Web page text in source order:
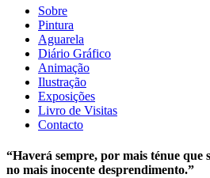
Sobre
Pintura
Aguarela
Diário Gráfico
Animação
Ilustração
Exposições
Livro de Visitas
Contacto
“Haverá sempre, por mais ténue que
no mais inocente desprendimento.”